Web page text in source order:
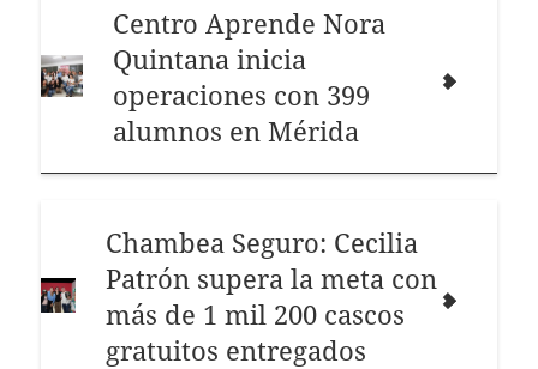
Centro Aprende Nora
Quintana inicia
operaciones con 399
alumnos en Mérida
Chambea Seguro: Cecilia
Patrón supera la meta con
más de 1 mil 200 cascos
gratuitos entregados